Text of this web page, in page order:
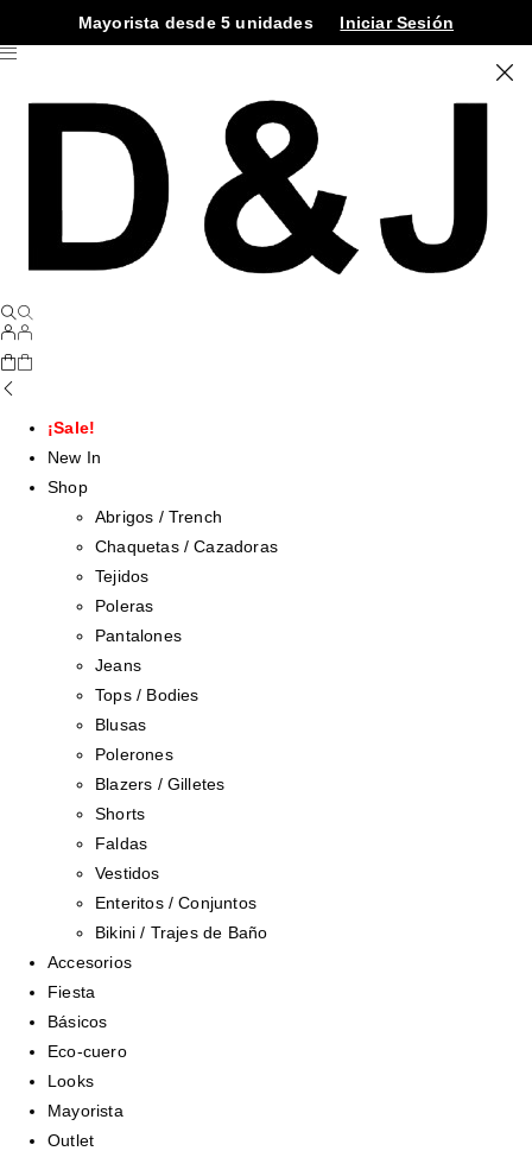
Mayorista desde 5 unidades Iniciar Sesión
¡Sale!
New In
Shop
Abrigos / Trench
Chaquetas / Cazadoras
Tejidos
Poleras
Pantalones
Jeans
Tops / Bodies
Blusas
Polerones
Blazers / Gilletes
Shorts
Faldas
Vestidos
Enteritos / Conjuntos
Bikini / Trajes de Baño
Accesorios
Fiesta
Básicos
Eco-cuero
Looks
Mayorista
Outlet